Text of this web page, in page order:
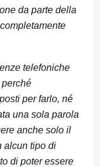
da parte della
telefoniche
perché
per farlo, né
una sola parola
anche solo il
alcun tipo di
di poter essere